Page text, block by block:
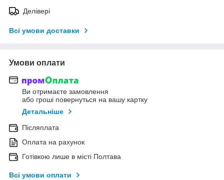
Делівері
Всі умови доставки
Умови оплати
Ви отримаєте замовлення
або гроші повернуться на вашу картку
Детальніше
Післяплата
Оплата на рахунок
Готівкою лише в місті Полтава
Всі умови оплати